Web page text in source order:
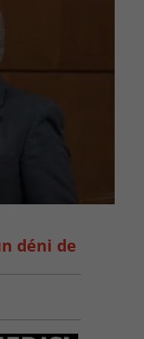
déni de